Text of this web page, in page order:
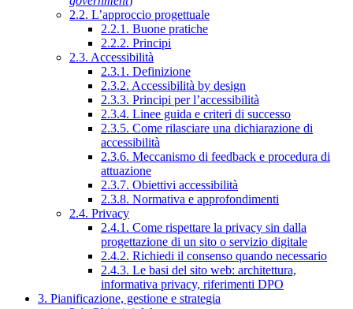
2.2. L’approccio progettuale
2.2.1. Buone pratiche
2.2.2. Principi
2.3. Accessibilità
2.3.1. Definizione
2.3.2. Accessibilità by design
2.3.3. Principi per l’accessibilità
2.3.4. Linee guida e criteri di successo
2.3.5. Come rilasciare una dichiarazione di
accessibilità
2.3.6. Meccanismo di feedback e procedura di
attuazione
2.3.7. Obiettivi accessibilità
2.3.8. Normativa e approfondimenti
2.4. Privacy
2.4.1. Come rispettare la privacy sin dalla
progettazione di un sito o servizio digitale
2.4.2. Richiedi il consenso quando necessario
2.4.3. Le basi del sito web: architettura,
informativa privacy, riferimenti DPO
3. Pianificazione, gestione e strategia